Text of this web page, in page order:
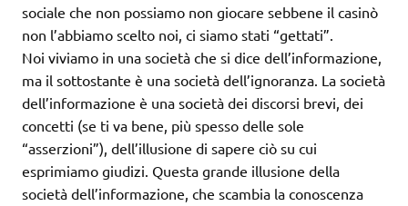
sociale che non possiamo non giocare sebbene il casinò
non l’abbiamo scelto noi, ci siamo stati “gettati”.
Noi viviamo in una società che si dice dell’informazione,
ma il sottostante è una società dell’ignoranza. La società
dell’informazione è una società dei discorsi brevi, dei
concetti (se ti va bene, più spesso delle sole
“asserzioni”), dell’illusione di sapere ciò su cui
esprimiamo giudizi. Questa grande illusione della
società dell’informazione, che scambia la conoscenza